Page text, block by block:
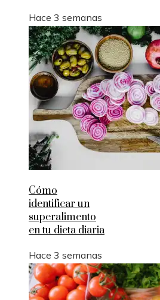
Hace 3 semanas
Cómo
identificar un
superalimento
en tu dieta diaria
Hace 3 semanas